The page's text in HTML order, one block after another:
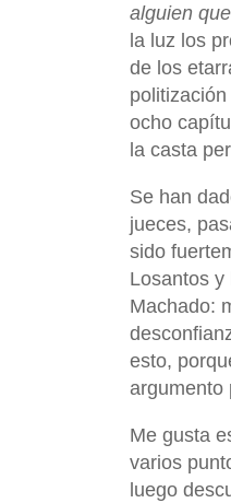
alguien
la luz los
de los
ocho
la casta
Se han
jueces,
sido
Losantos
Machado:
esto,
argumento
Me gusta
varios
luego